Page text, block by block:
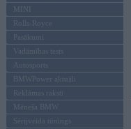
MINI
Rolls-Royce
Pasākumi
Vadāmības tests
Autosports
BMWPower aktuāli
Reklāmas raksti
Mēneša BMW
Sērijveida tūnings